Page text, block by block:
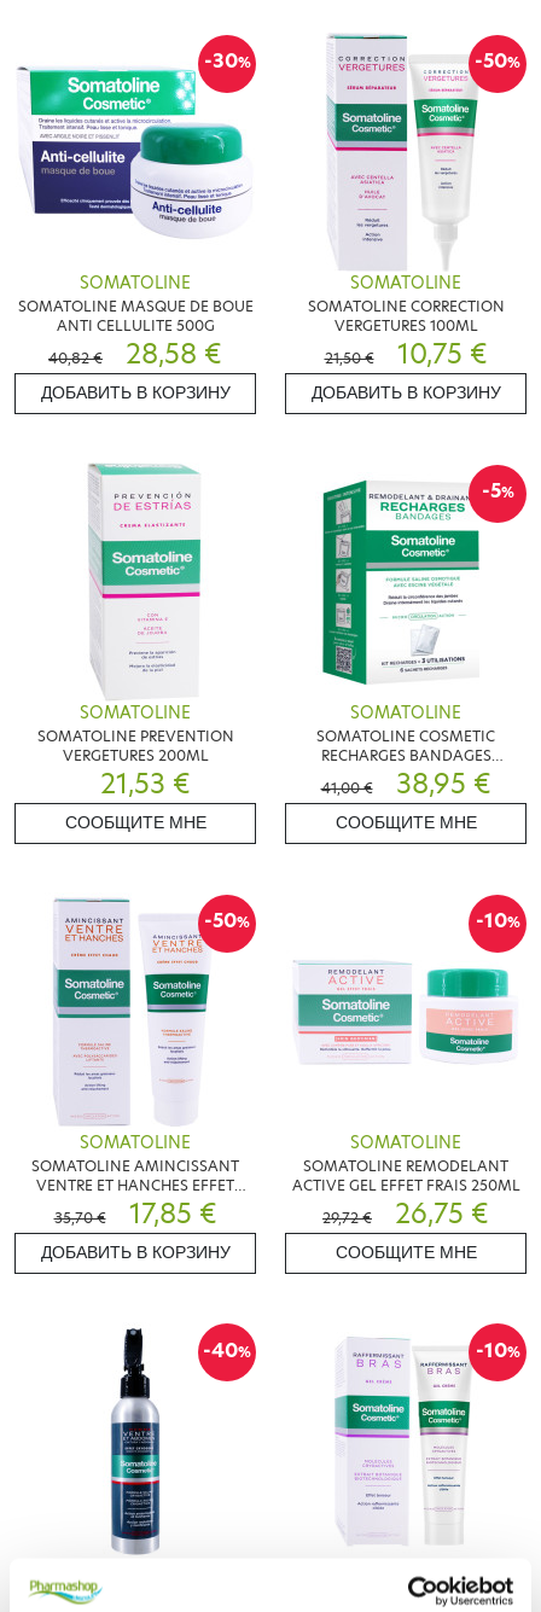
-30%
SOMATOLINE
SOMATOLINE MASQUE DE BOUE
ANTI CELLULITE 500G
40,82 €
28,58 €
ДОБАВИТЬ В КОРЗИНУ
-50%
SOMATOLINE
SOMATOLINE CORRECTION
VERGETURES 100ML
21,50 €
10,75 €
ДОБАВИТЬ В КОРЗИНУ
SOMATOLINE
SOMATOLINE PREVENTION
VERGETURES 200ML
21,53 €
СООБЩИТЕ МНЕ
-5%
SOMATOLINE
SOMATOLINE COSMETIC
RECHARGES BANDAGES
REMODELANT & DRAINANT6
SACHETS
41,00 € 38,95 €
СООБЩИТЕ МНЕ
-50%
SOMATOLINE
SOMATOLINE AMINCISSANT
VENTRE ET HANCHES EFFET
CHAUD 250ML
35,70 € 17,85 €
ДОБАВИТЬ В КОРЗИНУ
-10%
SOMATOLINE
SOMATOLINE REMODELANT
ACTIVE GEL EFFET FRAIS 250ML
29,72 €
26,75 €
СООБЩИТЕ МНЕ
-40%
SOMATOLINE HOMME VENTRE
-10%
SOMATOLINE
SOMATOLINE GEL CRÈME